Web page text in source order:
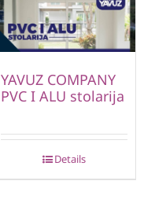
YAVUZ COMPANY
PVC I ALU stolarija
Details